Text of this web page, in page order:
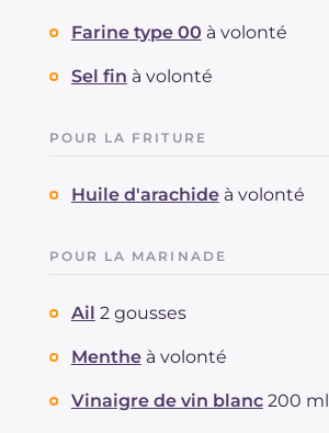
Farine type 00 à volonté
Sel fin à volonté
POUR LA FRITURE
Huile d'arachide à volonté
POUR LA MARINADE
Ail 2 gousses
Menthe à volonté
Vinaigre de vin blanc 200 ml